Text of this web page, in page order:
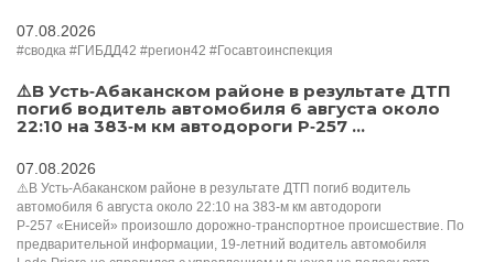
07.08.2026
#сводка #ГИБДД42 #регион42 #Госавтоинспекция
⚠️В Усть‑Абаканском районе в результате ДТП
погиб водитель автомобиля 6 августа около
22:10 на 383‑м км автодороги Р‑257 ...
07.08.2026
⚠️В Усть‑Абаканском районе в результате ДТП погиб водитель
автомобиля 6 августа около 22:10 на 383‑м км автодороги
Р‑257 «Енисей» произошло дорожно‑транспортное происшествие. По
предварительной информации, 19‑летний водитель автомобиля